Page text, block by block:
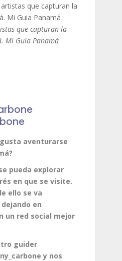
que capturan la
Mi Guía Panamá
aventurarse
pueda explorar
en que se visite.
ello se va
en
un red social mejor
guider
y nos